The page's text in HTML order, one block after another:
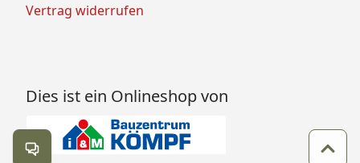
Vertrag widerrufen
Dies ist ein Onlineshop von
Kontakt öffnen